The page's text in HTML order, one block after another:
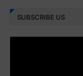
SUBSCRIBE US